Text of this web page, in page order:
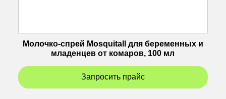
Молочко-спрей Mosquitall для беременных и
младенцев от комаров, 100 мл
Запросить прайс